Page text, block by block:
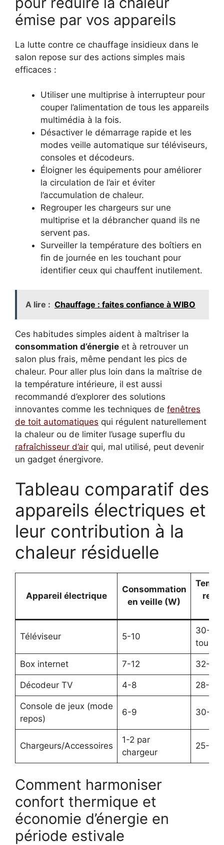
émise par vos appareils
La lutte contre ce chauffage insidieux dans le
salon repose sur des actions simples mais
efficaces :
Utiliser une multiprise à interrupteur pour
couper l’alimentation de tous les appareils
multimédia à la fois.
Désactiver le démarrage rapide et les
modes veille automatique sur téléviseurs,
consoles et décodeurs.
Éloigner les équipements pour améliorer
la circulation de l’air et éviter
l’accumulation de chaleur.
Regrouper les chargeurs sur une
multiprise et la débrancher quand ils ne
servent pas.
Surveiller la température des boîtiers en
fin de journée en les touchant pour
identifier ceux qui chauffent inutilement.
A lire : Chauffage : faites confiance à WIBO
Ces habitudes simples aident à maîtriser la
consommation d’énergie et à retrouver un
salon plus frais, même pendant les pics de
chaleur. Pour aller plus loin dans la maîtrise de
la température intérieure, il est aussi
recommandé d’explorer des solutions
innovantes comme les techniques de fenêtres
de toit automatiques qui régulent naturellement
la chaleur ou de limiter l’usage superflu du
rafraîchisseur d’air qui, mal utilisé, peut devenir
un gadget énergivore.
Tableau comparatif des
appareils électriques et
leur contribution à la
chaleur résiduelle
Appareil électrique
Consommation
en veille (W)
Téléviseur 5-10
30-35
Box internet 7-12 32-38
Décodeur TV 4-8 28-33
Console de jeux (mode
repos)
6-9 30-37
Chargeurs/Accessoires
1-2 par
chargeur
25-30
Comment harmoniser
confort thermique et
économie d’énergie en
période estivale